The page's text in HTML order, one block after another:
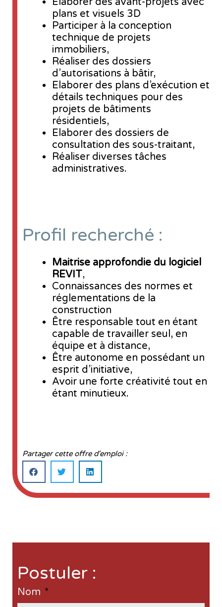
plans et visuels 3D
Participer à la conception
technique de projets
immobiliers,
Réaliser des dossiers
d’autorisations à bâtir,
Elaborer des plans d’exécution et
détails techniques pour des
projets de bâtiments
résidentiels,
Elaborer des dossiers de
consultation des sous-traitant,
Réaliser diverses tâches
administratives.
Profil recherché :
Maitrise approfondie du logiciel
REVIT,
Connaissances des normes et
réglementations de la
construction
Être responsable tout en étant
capable de travailler seul, en
équipe et à distance,
Être autonome en possédant un
esprit d’initiative,
Avoir une forte créativité tout en
étant minutieux.
Partager cette offre d'emploi :
Postuler :
Nom *